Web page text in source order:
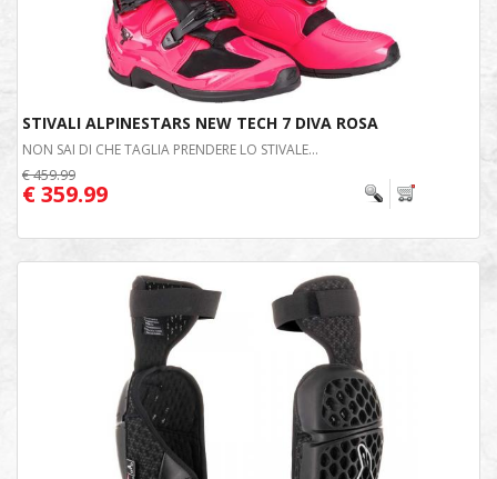
STIVALI ALPINESTARS NEW TECH 7 DIVA ROSA
NON SAI DI CHE TAGLIA PRENDERE LO STIVALE...
€ 459.99
€ 359.99